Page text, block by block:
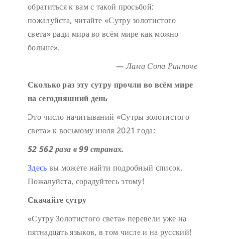
обратиться к вам с такой просьбой:
пожалуйста, читайте «Сутру золотистого
света» ради мира во всём мире как можно
больше».
— Лама Сопа Ринпоче
Сколько раз эту сутру прочли во всём мире
на сегодняшний день
Это число начитываний «Сутры золотистого
света» к восьмому июля 2021 года:
52 562 раза в 99 странах.
Здесь вы можете найти подробный список.
Пожалуйста, сорадуйтесь этому!
Скачайте сутру
«Сутру Золотистого света» перевели уже на
пятнадцать языков, в том числе и на русский!